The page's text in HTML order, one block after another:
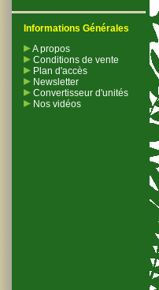
Informations Générales
A propos
Conditions de vente
Plan d'accès
Newsletter
Convertisseur d'unités
Nos vidéos